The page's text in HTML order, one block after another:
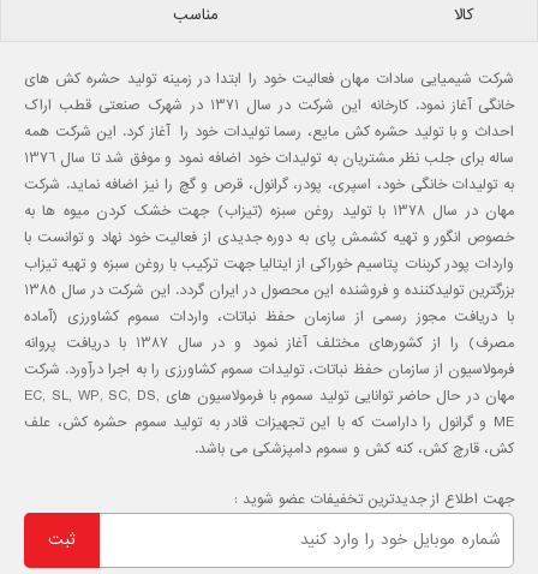
کالا
مناسب
شرکت شیمیایی سادات مهان فعالیت خود را ابتدا در زمینه تولید حشره کش های
خانگی آغاز نمود. کارخانه این شرکت در سال 1371 در شهرک صنعتی قطب اراک
احداث و با تولید حشره کش مایع، رسما تولیدات خود را آغاز کرد. این شرکت همه
ساله برای جلب نظر مشتریان به تولیدات خود اضافه نمود و موفق شد تا سال 1376
به تولیدات خانگی خود، اسپری، پودر، گرانول، قرص و گچ را نیز اضافه نماید. شرکت
مهان در سال 1378 با تولید روغن سبزه (تیزاب) جهت خشک کردن میوه ها به
خصوص انگور و تهیه کشمش پای به دوره جدیدی از فعالیت خود نهاد و توانست با
واردات پودر کربنات پتاسیم خوراکی از ایتالیا جهت ترکیب با روغن سبزه و تهیه تیزاب
بزرگترین تولیدکننده و فروشنده این محصول در ایران گردد. این شرکت در سال 1385
با دریافت مجوز رسمی از سازمان حفظ نباتات، واردات سموم کشاورزی (آماده
مصرف) را از کشورهای مختلف آغاز نمود و در سال 1387 با دریافت پروانه
فرمولاسیون از سازمان حفظ نباتات، تولیدات سموم کشاورزی را به اجرا درآورد. شرکت
مهان در حال حاضر توانایی تولید سموم با فرمولاسیون های EC, SL, WP, SC, DS,
ME و گرانول را داراست که با این تجهیزات قادر به تولید سموم حشره کش، علف
کش، قارچ کش، کنه کش و سموم دامپزشکی می باشد.
جهت اطلاع از جدیدترین تخفیفات عضو شوید :